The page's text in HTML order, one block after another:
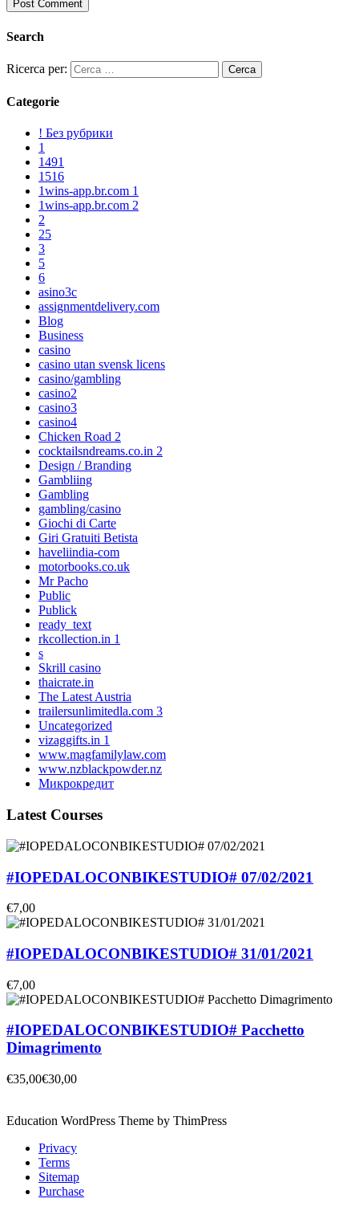
Search
Ricerca per:
Categorie
! Без рубрики
1
1491
1516
1wins-app.br.com 1
1wins-app.br.com 2
2
25
3
5
6
asino3c
assignmentdelivery.com
Blog
Business
casino
casino utan svensk licens
casino/gambling
casino2
casino3
casino4
Chicken Road 2
cocktailsndreams.co.in 2
Design / Branding
Gambliing
Gambling
gambling/casino
Giochi di Carte
Giri Gratuiti Betista
haveliindia-com
motorbooks.co.uk
Mr Pacho
Public
Publick
ready_text
rkcollection.in 1
s
Skrill casino
thaicrate.in
The Latest Austria
trailersunlimitedla.com 3
Uncategorized
vizaggifts.in 1
www.magfamilylaw.com
www.nzblackpowder.nz
Микрокредит
Latest Courses
#IOPEDALOCONBIKESTUDIO# 07/02/2021
€7,00
#IOPEDALOCONBIKESTUDIO# 31/01/2021
€7,00
#IOPEDALOCONBIKESTUDIO# Pacchetto
Dimagrimento
€35,00€30,00
Education WordPress Theme by ThimPress
Privacy
Terms
Sitemap
Purchase